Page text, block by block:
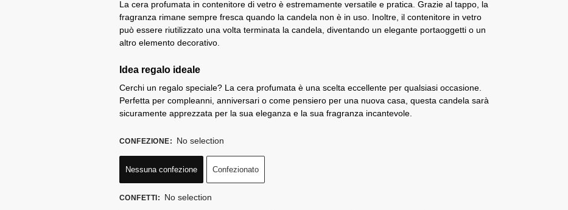
La cera profumata in contenitore di vetro è estremamente versatile e pratica. Grazie al tappo, la
fragranza rimane sempre fresca quando la candela non è in uso. Inoltre, il contenitore in vetro
può essere riutilizzato una volta terminata la candela, diventando un elegante portaoggetti o un
altro elemento decorativo.
Idea regalo ideale
Cerchi un regalo speciale? La cera profumata è una scelta eccellente per qualsiasi occasione.
Perfetta per compleanni, anniversari o come pensiero per una nuova casa, questa candela sarà
sicuramente apprezzata per la sua eleganza e la sua fragranza incantevole.
CONFEZIONE: No selection
Nessuna confezione Confezionato
CONFETTI : No selection